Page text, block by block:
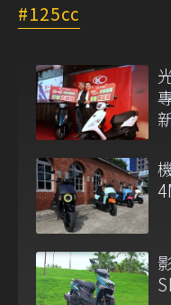
125cc
SL